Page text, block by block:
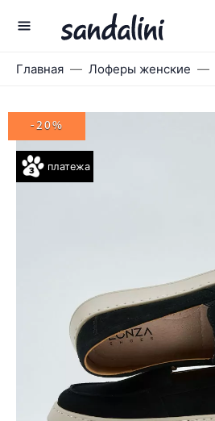
Главная Лоферы женские
платежа
-20%